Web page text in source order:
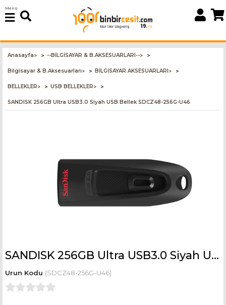
Menü
Anasayfa> --BİLGİSAYAR & B.AKSESUARLARI-->
Bilgisayar & B.Aksesuarları> BİLGİSAYAR AKSESUARLARI>
BELLEKLER> USB BELLEKLER>
SANDISK 256GB Ultra USB3.0 Siyah USB Bellek SDCZ48-256G-U46
SANDISK 256GB Ultra USB3.0 Siyah USB Bellek SDCZ48-256G-U46
(SDCZ48-256G-U46)